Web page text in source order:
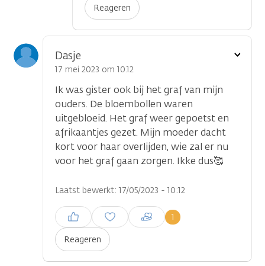
Reageren
Dasje
17 mei 2023 om 10.12
Ik was gister ook bij het graf van mijn
ouders. De bloembollen waren
uitgebloeid. Het graf weer gepoetst en
afrikaantjes gezet. Mijn moeder dacht
kort voor haar overlijden, wie zal er nu
voor het graf gaan zorgen. Ikke dus🥰
Laatst bewerkt: 17/05/2023 - 10:12
Reageren
1
Inloggen om een reactie te
plaatsen
Toon